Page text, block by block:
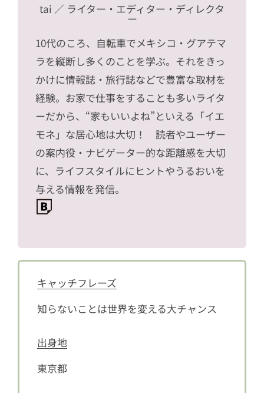
tai ／ ライター・エディター・ディレクタ
ー
10代のころ、自転車でメキシコ・グアテマ
ラを縦断し多くのことを学ぶ。それをきっ
かけに情報誌・旅行誌などで豊富な取材を
経験。お家で仕事をすることも多いライタ
ーだから、“家もいいよね”といえる「イエ
モネ」な居心地は大切！ 読者やユーザー
の案内役・ナビゲーター的な距離感を大切
に、ライフスタイルにヒントやうるおいを
与える情報を発信。
キャッチフレーズ
知らないことは世界を変える大チャンス
出身地
東京都